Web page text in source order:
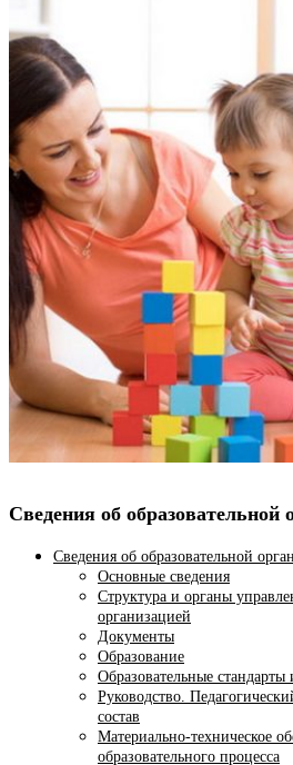
Сведения об образовательной
Сведения об образовательной
Основные сведения
Структура и органы
организацией
Документы
Образование
Образовательные стандарты
Руководство.
состав
Материально-техническое
образовательного процесса